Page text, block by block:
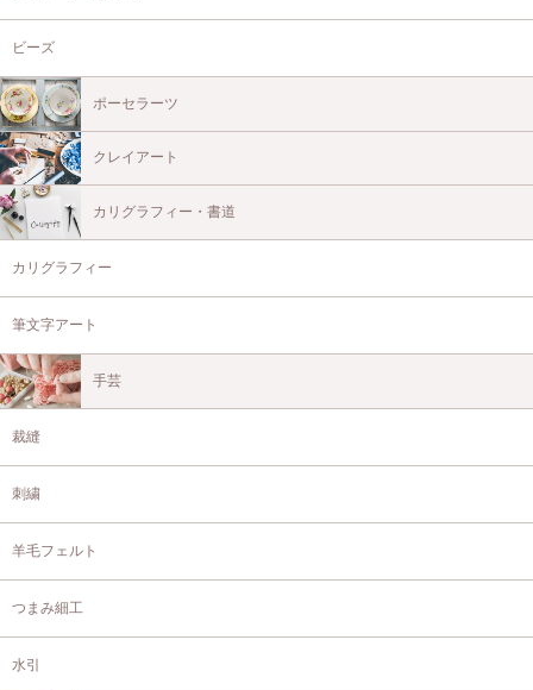
ビーズ
ポーセラーツ
クレイアート
カリグラフィー・書道
カリグラフィー
筆文字アート
手芸
裁縫
刺繍
羊毛フェルト
つまみ細工
水引